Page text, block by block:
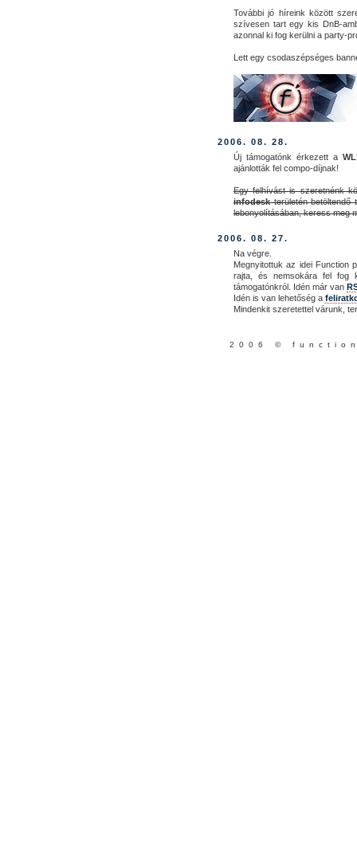
További jó híreink között
szívesen tart egy kis DnB-
azonnal ki fog kerülni a party-
Lett egy csodaszépséges
2006. 08. 28.
Új támogatónk érkezett a
ajánlották fel compo-díjnak!
Egy felhívást is szeretnénk
infodeskterületén betöltendő
lebonyolításában, keress meg
2006. 08. 27.
Na végre.
Megnyitottuk az idei Function
rajta, és nemsokára fel fog
támogatónkról. Idén már van
Idén is van lehetőség a
Mindenkit szeretettel várunk,
2006 ©